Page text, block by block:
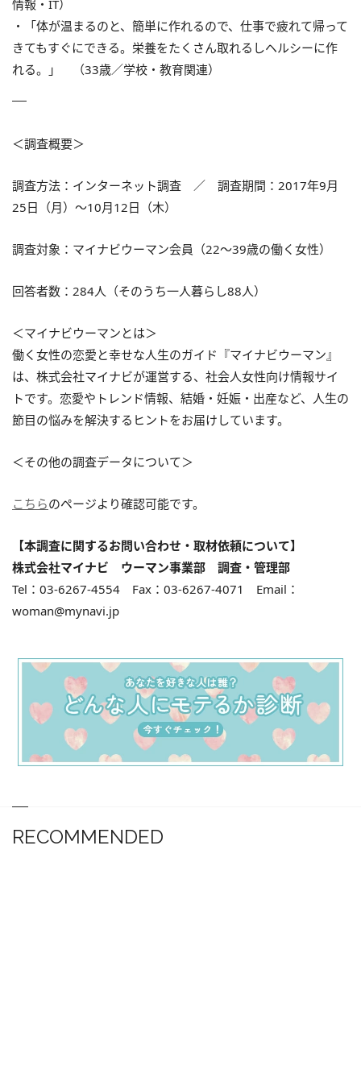
情報・IT）
・「体が温まるのと、簡単に作れるので、仕事で疲れて帰って
きてもすぐにできる。栄養をたくさん取れるしヘルシーに作
れる。」 （33歳／学校・教育関連）
＜調査概要＞
調査方法：インターネット調査 ／ 調査期間：2017年9月
25日（月）～10月12日（木）
調査対象：マイナビウーマン会員（22～39歳の働く女性）
回答者数：284人（そのうち一人暮らし88人）
＜マイナビウーマンとは＞
働く女性の恋愛と幸せな人生のガイド『マイナビウーマン』
は、株式会社マイナビが運営する、社会人女性向け情報サイ
トです。恋愛やトレンド情報、結婚・妊娠・出産など、人生の
節目の悩みを解決するヒントをお届けしています。
＜その他の調査データについて＞
こちらのページより確認可能です。
【本調査に関するお問い合わせ・取材依頼について】
株式会社マイナビ ウーマン事業部 調査・管理部
Tel：03-6267-4554 Fax：03-6267-4071 Email：
woman@mynavi.jp
RECOMMENDED